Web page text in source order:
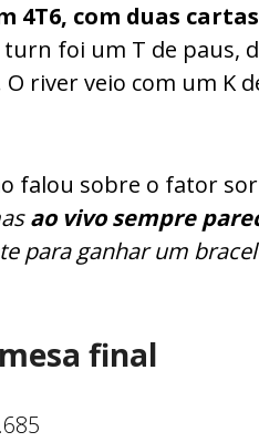
4T6, com duas
foi um T de paus,
river veio com um K
falou sobre o fator
ao vivo sempre
para ganhar um
final